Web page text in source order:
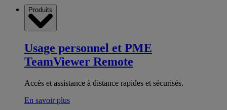
Produits
Usage personnel et PME
TeamViewer Remote
Accès et assistance à distance rapides et sécurisés.
En savoir plus